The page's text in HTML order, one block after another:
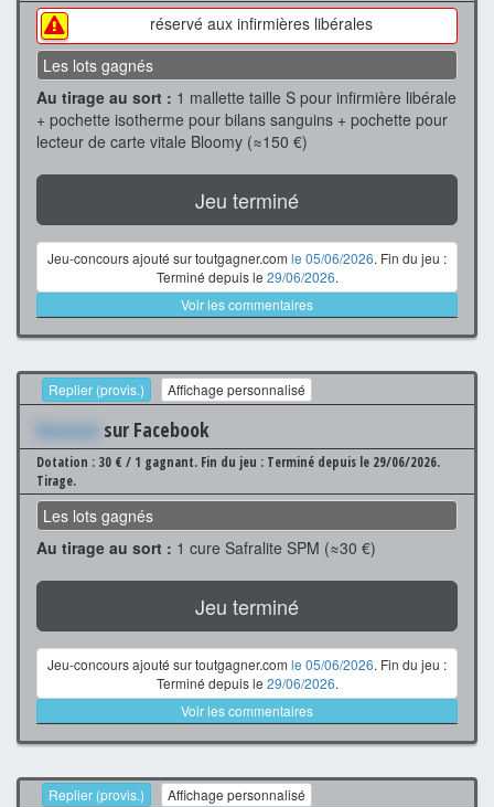
réservé aux infirmières libérales
Les lots gagnés
Au tirage au sort : 1 mallette taille S pour infirmière libérale
+ pochette isotherme pour bilans sanguins + pochette pour
lecteur de carte vitale Bloomy (≈150 €)
Jeu terminé
Jeu-concours ajouté sur toutgagner.com le 05/06/2026. Fin du jeu :
Terminé depuis le 29/06/2026.
Voir les commentaires
Replier (provis.) Affichage personnalisé
Xxxxxxx sur Facebook
Dotation : 30 € / 1 gagnant. Fin du jeu : Terminé depuis le 29/06/2026.
Tirage.
Les lots gagnés
Au tirage au sort : 1 cure Safralite SPM (≈30 €)
Jeu terminé
Jeu-concours ajouté sur toutgagner.com le 05/06/2026. Fin du jeu :
Terminé depuis le 29/06/2026.
Voir les commentaires
Replier (provis.) Affichage personnalisé